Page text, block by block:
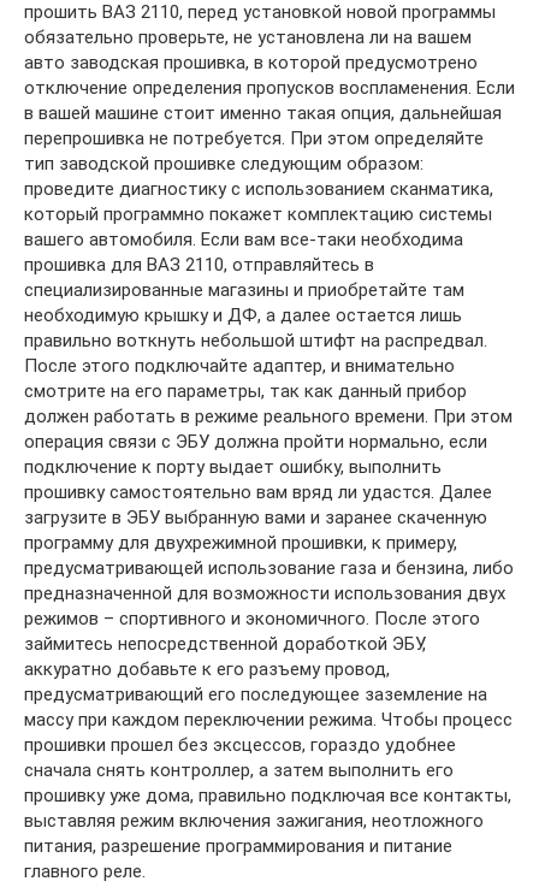
прошить ВАЗ 2110, перед установкой новой программы
обязательно проверьте, не установлена ли на вашем
авто заводская прошивка, в которой предусмотрено
отключение определения пропусков воспламенения. Если
в вашей машине стоит именно такая опция, дальнейшая
перепрошивка не потребуется. При этом определяйте
тип заводской прошивке следующим образом:
проведите диагностику с использованием сканматика,
который программно покажет комплектацию системы
вашего автомобиля. Если вам все-таки необходима
прошивка для ВАЗ 2110, отправляйтесь в
специализированные магазины и приобретайте там
необходимую крышку и ДФ, а далее остается лишь
правильно воткнуть небольшой штифт на распредвал.
После этого подключайте адаптер, и внимательно
смотрите на его параметры, так как данный прибор
должен работать в режиме реального времени. При этом
операция связи с ЭБУ должна пройти нормально, если
подключение к порту выдает ошибку, выполнить
прошивку самостоятельно вам вряд ли удастся. Далее
загрузите в ЭБУ выбранную вами и заранее скаченную
программу для двухрежимной прошивки, к примеру,
предусматривающей использование газа и бензина, либо
предназначенной для возможности использования двух
режимов – спортивного и экономичного. После этого
займитесь непосредственной доработкой ЭБУ,
аккуратно добавьте к его разъему провод,
предусматривающий его последующее заземление на
массу при каждом переключении режима. Чтобы процесс
прошивки прошел без эксцессов, гораздо удобнее
сначала снять контроллер, а затем выполнить его
прошивку уже дома, правильно подключая все контакты,
выставляя режим включения зажигания, неотложного
питания, разрешение программирования и питание
главного реле.